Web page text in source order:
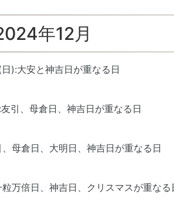
年12月
日):大安と神吉日が重なる日
引、母倉日、神吉日が重なる日
母倉日、大明日、神吉日が重なる日
万倍日、神吉日、クリスマスが重なる